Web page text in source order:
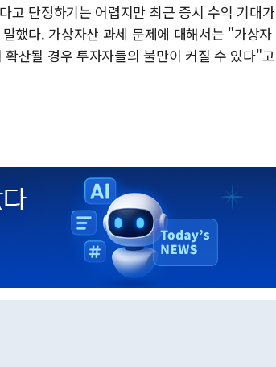
고 단정하기는 어렵지만 최근 증시 수익 기대가
했다. 가상자산 과세 문제에 대해서는 "가상자
산될 경우 투자자들의 불만이 커질 수 있다"고